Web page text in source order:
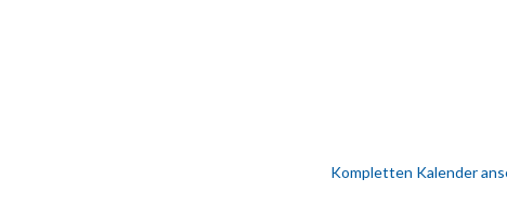
Kompletten Kalender